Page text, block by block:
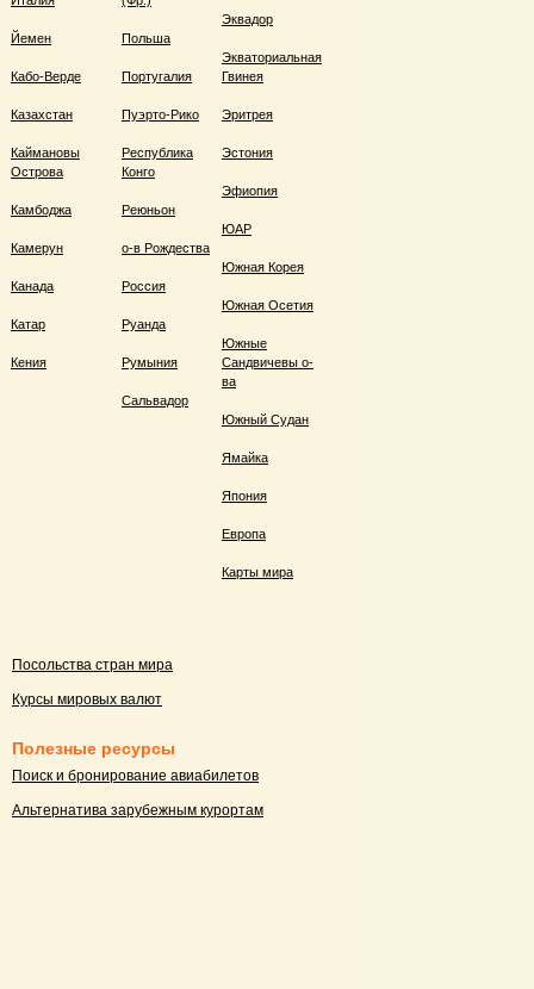
Йемен
Кабо-Верде
Казахстан
Каймановы
Острова
Камбоджа
Камерун
Канада
Катар
Кения
Польша
Португалия
Пуэрто-Рико
Республика
Конго
Реюньон
о-в Рождества
Россия
Руанда
Румыния
Сальвадор
Эквадор
Экваториальная
Гвинея
Эритрея
Эстония
Эфиопия
ЮАР
Южная Корея
Южная Осетия
Южные
Сандвичевы о-
ва
Южный Судан
Ямайка
Япония
Европа
Карты мира
Посольства стран мира
Курсы мировых валют
Полезные ресурсы
Поиск и бронирование авиабилетов
Альтернатива зарубежным курортам